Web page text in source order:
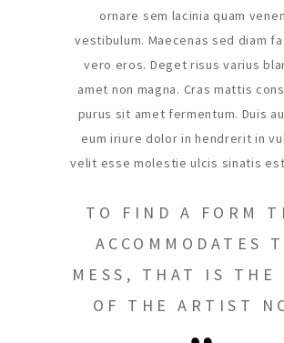
ornare sem lacinia quam
vestibulum. Maecenas sed diam
vero eros. Deget risus varius
amet non magna. Cras mattis
purus sit amet fermentum. Duis
eum iriure dolor in hendrerit in
velit esse molestie ulcis sinatis
TO FIND A FORM
ACCOMMODATES
MESS, THAT IS THE
OF THE ARTIST